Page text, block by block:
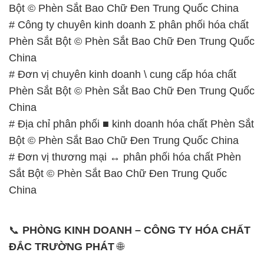
Bột © Phèn Sắt Bao Chữ Đen Trung Quốc China
# Công ty chuyên kinh doanh Σ phân phối hóa chất
Phèn Sắt Bột © Phèn Sắt Bao Chữ Đen Trung Quốc
China
# Đơn vị chuyên kinh doanh \ cung cấp hóa chất
Phèn Sắt Bột © Phèn Sắt Bao Chữ Đen Trung Quốc
China
# Địa chỉ phân phối ■ kinh doanh hóa chất Phèn Sắt
Bột © Phèn Sắt Bao Chữ Đen Trung Quốc China
# Đơn vị thương mại ↔ phân phối hóa chất Phèn
Sắt Bột © Phèn Sắt Bao Chữ Đen Trung Quốc
China
📞 PHÒNG KINH DOANH – CÔNG TY HÓA CHẤT
ĐẮC TRƯỜNG PHÁT🌐